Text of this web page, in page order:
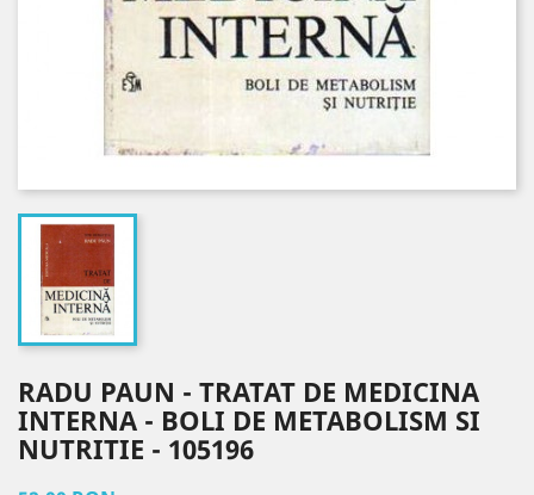
RADU PAUN - TRATAT DE MEDICINA
INTERNA - BOLI DE METABOLISM SI
NUTRITIE - 105196